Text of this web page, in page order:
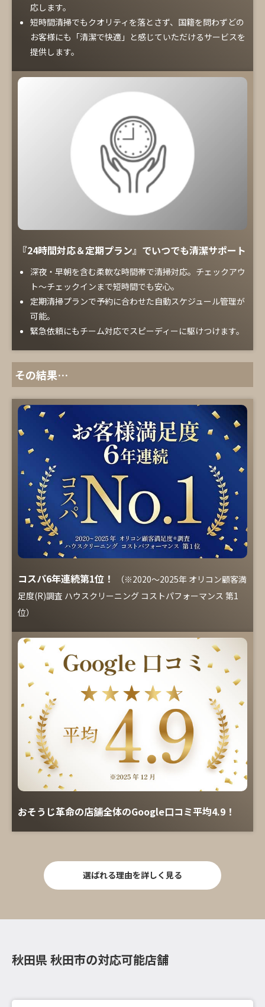
応します。
短時間清掃でもクオリティを落とさず、国籍を問わずどの
お客様にも「清潔で快適」と感じていただけるサービスを
提供します。
『24時間対応＆定期プラン』でいつでも清潔サポート
深夜・早朝を含む柔軟な時間帯で清掃対応。チェックアウ
ト～チェックインまで短時間でも安心。
定期清掃プランで予約に合わせた自動スケジュール管理が
可能。
緊急依頼にもチーム対応でスピーディーに駆けつけます。
その結果…
コスパ6年連続第1位！
（※2020～2025年 オリコン顧客満
足度(R)調査 ハウスクリーニング コストパフォーマンス 第1
位）
おそうじ革命の店舗全体のGoogle口コミ平均4.9！
選ばれる理由を詳しく見る
秋田県 秋田市の対応可能店舗